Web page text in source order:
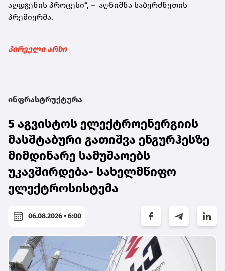
აღდგენის პროცესი“, – აღნიშნა საბერძნეთის
პრემიერმა.
პირველი არხი
ინფრასტრუქტურა
5 აგვისტოს ელექტროენერგიის
მასშტაბური გათიშვა ენგურჰესზე
მიმდინარე სამუშაოებს
უკავშირდება- სახელმწიფო
ელექტროსისტემა
06.08.2026 • 6:00